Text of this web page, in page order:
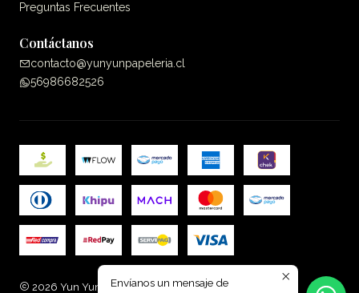
Preguntas Frecuentes
Contáctanos
contacto@yunyunpapeleria.cl
56986682526
2026 Yun Yun Papelería.Envíanos un mensaje de